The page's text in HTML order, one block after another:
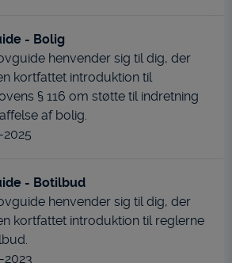
- Bolig
henvender sig til dig, der
kortfattet introduktion til
§ 116 om støtte til indretning
af bolig.
- Botilbud
henvender sig til dig, der
kortfattet introduktion til reglerne